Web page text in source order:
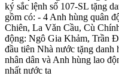
ký sắc lệnh số 107-SL tặng
gồm có: - 4 Anh hùng quân
Chiên, La Vǎn Cầu, Cù
động: Ngô Gia Khảm, Trần
đầu tiên Nhà nước tặng
nhân dân và Anh hùng lao
nhất nước ta